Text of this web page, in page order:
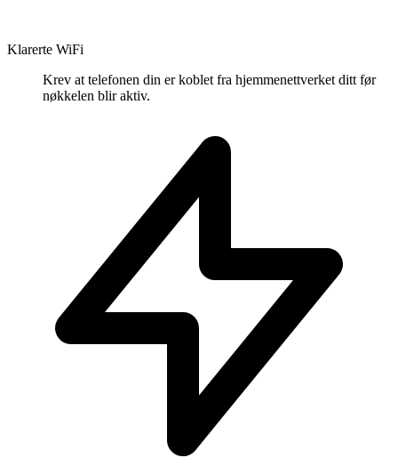
Klarerte WiFi
Krev at telefonen din er koblet fra hjemmenettverket ditt før
nøkkelen blir aktiv.